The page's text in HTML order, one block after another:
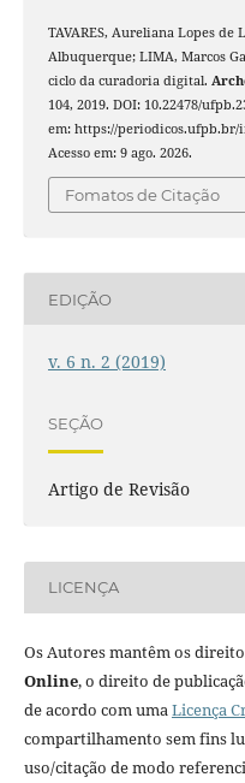
TAVARES, Aureliana Lopes de
Albuquerque; LIMA, Marcos
ciclo da curadoria digital.
104, 2019. DOI: 10.22478/
em: https://periodicos.ufpb.br/
Acesso em: 9 ago. 2026.
Fomatos de Citação
EDIÇÃO
v. 6 n. 2 (2019)
SEÇÃO
Artigo de Revisão
LICENÇA
Os Autores mantêm os
Online, o direito de
de acordo com uma Licença
compartilhamento sem fins
uso/citação de modo